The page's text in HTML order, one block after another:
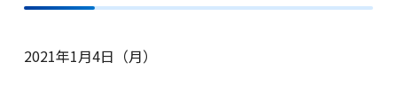
クレジットカード
2021年1月4日（月）